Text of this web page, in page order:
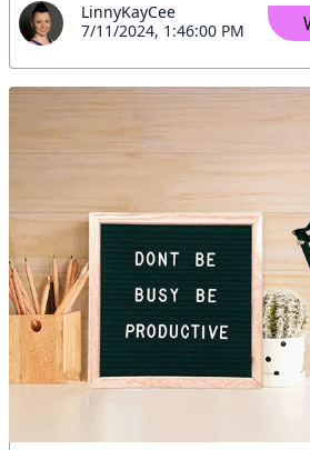
LinnyKayCee
7/11/2024, 1:46:00 PM